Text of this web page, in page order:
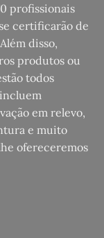
profissionais
certificarão de
disso,
produtos ou
todos
em relevo,
e muito
ofereceremos